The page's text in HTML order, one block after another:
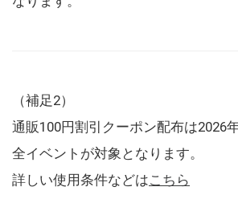
（補足2）
通販100円割引クーポン配布は2026
全イベントが対象となります。
詳しい使用条件などはこちら